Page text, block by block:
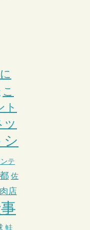
こ
ト
ッ
シ
ンテ
佐
店
鮭